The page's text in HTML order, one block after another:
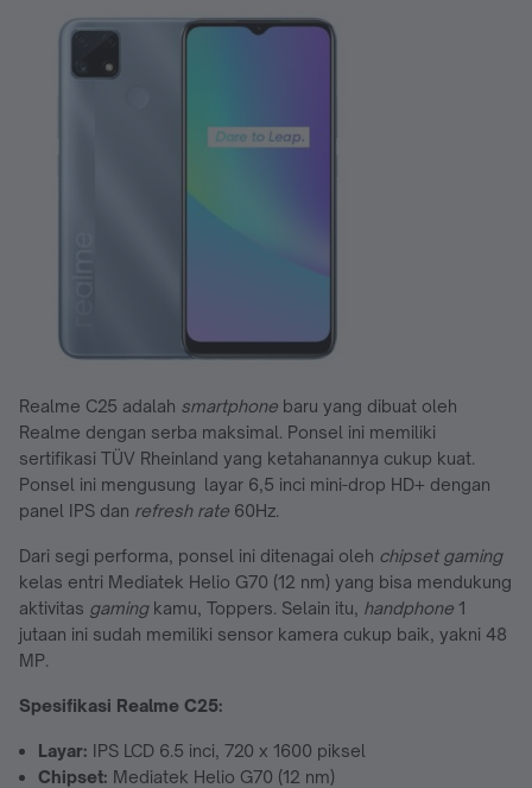
Realme C25 adalah smartphone baru yang dibuat oleh
Realme dengan serba maksimal. Ponsel ini memiliki
sertifikasi TÜV Rheinland yang ketahanannya cukup kuat.
Ponsel ini mengusung layar 6,5 inci mini-drop HD+ dengan
panel IPS dan refresh rate 60Hz.
Dari segi performa, ponsel ini ditenagai oleh chipset gaming
kelas entri Mediatek Helio G70 (12 nm) yang bisa mendukung
aktivitas gaming kamu, Toppers. Selain itu, handphone 1
jutaan ini sudah memiliki sensor kamera cukup baik, yakni 48
MP.
Spesifikasi Realme C25:
Layar: IPS LCD 6.5 inci, 720 x 1600 piksel
Chipset: Mediatek Helio G70 (12 nm)